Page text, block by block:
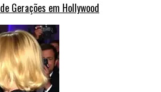
Gerações em Hollywood